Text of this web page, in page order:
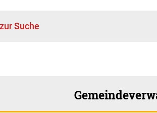
Suche